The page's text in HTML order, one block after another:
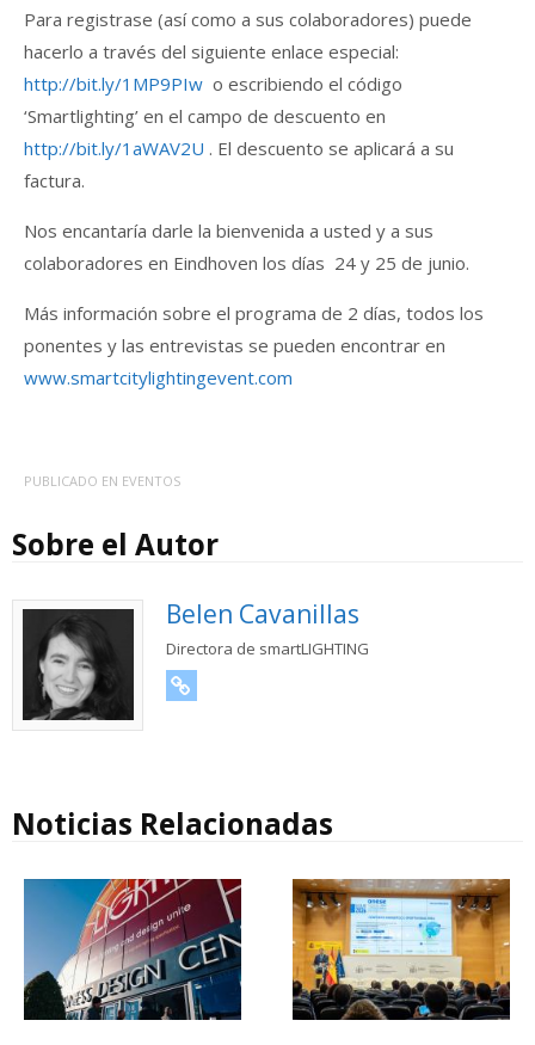
Para registrase (así como a sus colaboradores) puede
hacerlo a través del siguiente enlace especial:
http://bit.ly/1MP9PIw o escribiendo el código
‘Smartlighting’ en el campo de descuento en
http://bit.ly/1aWAV2U . El descuento se aplicará a su
factura.
Nos encantaría darle la bienvenida a usted y a sus
colaboradores en Eindhoven los días 24 y 25 de junio.
Más información sobre el programa de 2 días, todos los
ponentes y las entrevistas se pueden encontrar en
www.smartcitylightingevent.com
PUBLICADO EN EVENTOS
Sobre el Autor
Belen Cavanillas
Directora de smartLIGHTING
Noticias Relacionadas